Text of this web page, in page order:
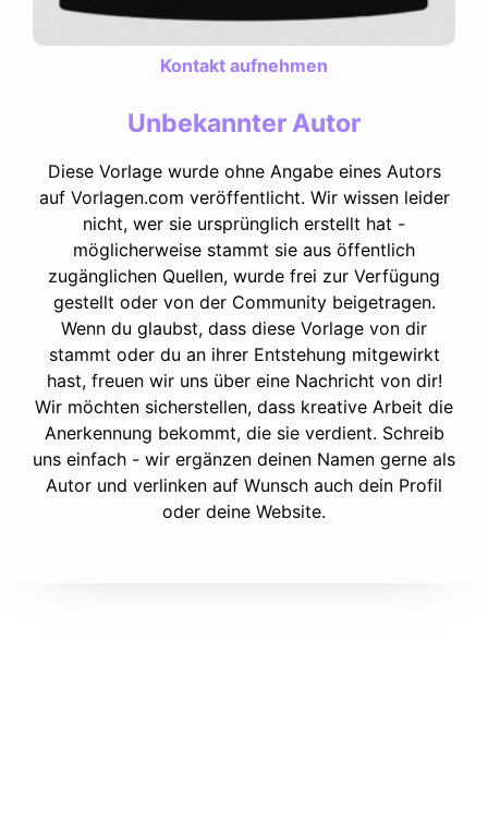
Kontakt aufnehmen
Unbekannter Autor
Diese Vorlage wurde ohne Angabe eines Autors
auf Vorlagen.com veröffentlicht. Wir wissen leider
nicht, wer sie ursprünglich erstellt hat -
möglicherweise stammt sie aus öffentlich
zugänglichen Quellen, wurde frei zur Verfügung
gestellt oder von der Community beigetragen.
Wenn du glaubst, dass diese Vorlage von dir
stammt oder du an ihrer Entstehung mitgewirkt
hast, freuen wir uns über eine Nachricht von dir!
Wir möchten sicherstellen, dass kreative Arbeit die
Anerkennung bekommt, die sie verdient. Schreib
uns einfach - wir ergänzen deinen Namen gerne als
Autor und verlinken auf Wunsch auch dein Profil
oder deine Website.